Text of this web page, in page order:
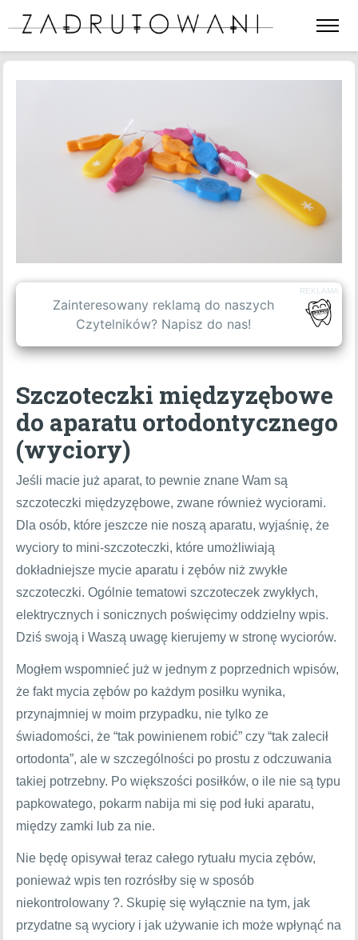
Otwórz
SPIS TREŚCI
WPISY GOŚCINNE
O NAS
REKLAMA
Zainteresowany reklamą do naszych
Czytelników? Napisz do nas!
Szczoteczki międzyzębowe
do aparatu ortodontycznego
(wyciory)
Jeśli macie już aparat, to pewnie znane Wam są
szczoteczki międzyzębowe, zwane również wyciorami.
Dla osób, które jeszcze nie noszą aparatu, wyjaśnię, że
wyciory to mini-szczoteczki, które umożliwiają
dokładniejsze mycie aparatu i zębów niż zwykłe
szczoteczki. Ogólnie tematowi szczoteczek zwykłych,
elektrycznych i sonicznych poświęcimy oddzielny wpis.
Dziś swoją i Waszą uwagę kierujemy w stronę wyciorów.
Mogłem wspomnieć już w jednym z poprzednich wpisów,
że fakt mycia zębów po każdym posiłku wynika,
przynajmniej w moim przypadku, nie tylko ze
świadomości, że “tak powinienem robić” czy “tak zalecił
ortodonta”, ale w szczególności po prostu z odczuwania
takiej potrzebny. Po większości posiłków, o ile nie są typu
papkowatego, pokarm nabija mi się pod łuki aparatu,
między zamki lub za nie.
Nie będę opisywał teraz całego rytuału mycia zębów,
ponieważ wpis ten rozrósłby się w sposób
niekontrolowany ?. Skupię się wyłącznie na tym, jak
przydatne są wyciory i jak używanie ich może wpłynąć na